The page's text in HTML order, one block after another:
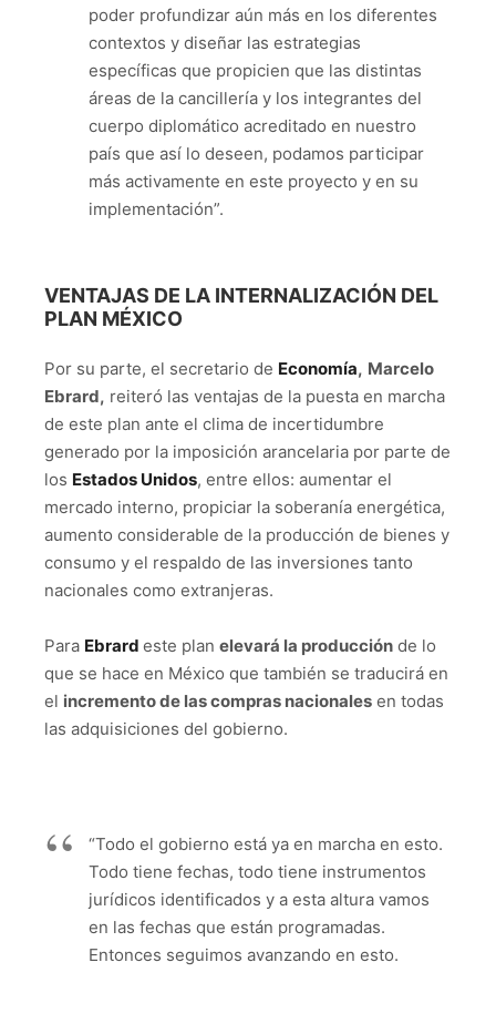
poder profundizar aún más en los diferentes
contextos y diseñar las estrategias
específicas que propicien que las distintas
áreas de la cancillería y los integrantes del
cuerpo diplomático acreditado en nuestro
país que así lo deseen, podamos participar
más activamente en este proyecto y en su
implementación”.
VENTAJAS DE LA INTERNALIZACIÓN DEL
PLAN MÉXICO
Por su parte, el secretario de Economía, Marcelo
Ebrard, reiteró las ventajas de la puesta en marcha
de este plan ante el clima de incertidumbre
generado por la imposición arancelaria por parte de
los Estados Unidos, entre ellos: aumentar el
mercado interno, propiciar la soberanía energética,
aumento considerable de la producción de bienes y
consumo y el respaldo de las inversiones tanto
nacionales como extranjeras.
Para Ebrard este plan elevará la producción de lo
que se hace en México que también se traducirá en
el incremento de las compras nacionales en todas
las adquisiciones del gobierno.
“Todo el gobierno está ya en marcha en esto.
Todo tiene fechas, todo tiene instrumentos
jurídicos identificados y a esta altura vamos
en las fechas que están programadas.
Entonces seguimos avanzando en esto.